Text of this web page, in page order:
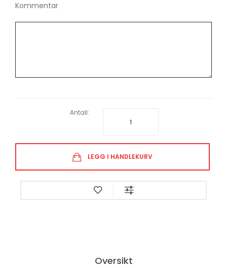
Kommentar
Antall:
LEGG I HANDLEKURV
Oversikt